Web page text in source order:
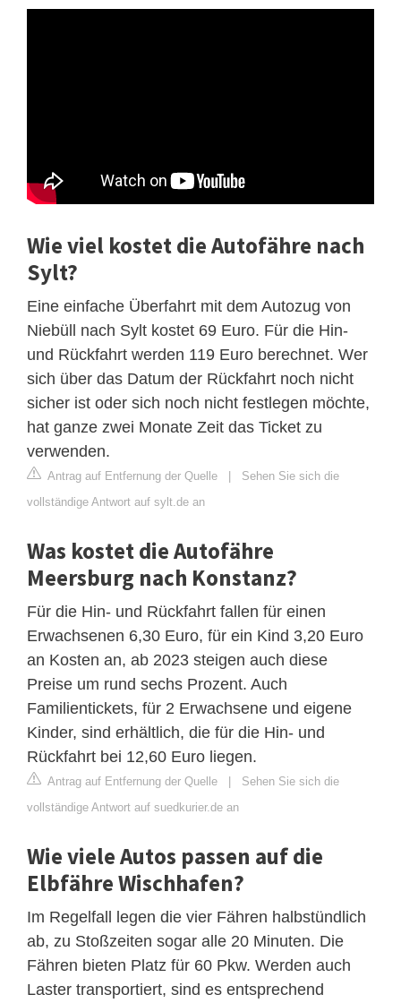
Wie viel kostet die Autofähre nach
Sylt?
Eine einfache Überfahrt mit dem Autozug von
Niebüll nach Sylt kostet 69 Euro. Für die Hin-
und Rückfahrt werden 119 Euro berechnet. Wer
sich über das Datum der Rückfahrt noch nicht
sicher ist oder sich noch nicht festlegen möchte,
hat ganze zwei Monate Zeit das Ticket zu
verwenden.
Antrag auf Entfernung der Quelle | Sehen Sie sich die
vollständige Antwort auf sylt.de an
Was kostet die Autofähre
Meersburg nach Konstanz?
Für die Hin- und Rückfahrt fallen für einen
Erwachsenen 6,30 Euro, für ein Kind 3,20 Euro
an Kosten an, ab 2023 steigen auch diese
Preise um rund sechs Prozent. Auch
Familientickets, für 2 Erwachsene und eigene
Kinder, sind erhältlich, die für die Hin- und
Rückfahrt bei 12,60 Euro liegen.
Antrag auf Entfernung der Quelle | Sehen Sie sich die
vollständige Antwort auf suedkurier.de an
Wie viele Autos passen auf die
Elbfähre Wischhafen?
Im Regelfall legen die vier Fähren halbstündlich
ab, zu Stoßzeiten sogar alle 20 Minuten. Die
Fähren bieten Platz für 60 Pkw. Werden auch
Laster transportiert, sind es entsprechend